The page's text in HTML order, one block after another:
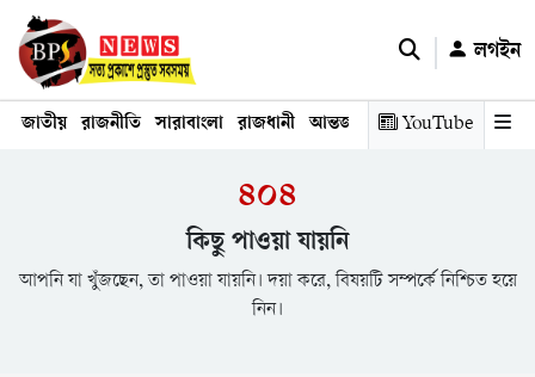
লগইন
জাতীয় রাজনীতি সারাবাংলা রাজধানী আন্তর্জাতিক অর্থনীতি তথ্য
YouTube
৪০৪
কিছু পাওয়া যায়নি
আপনি যা খুঁজছেন, তা পাওয়া যায়নি। দয়া করে, বিষয়টি সম্পর্কে নিশ্চিত হয়ে
নিন।